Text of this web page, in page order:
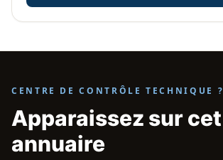
CENTRE DE CONTRÔLE TECHNIQUE ?
Apparaissez sur cet
annuaire